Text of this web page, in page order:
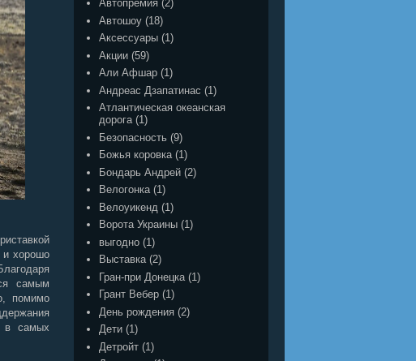
и хорошо
самым
помимо
в самых
Автопремия (2)
Автошоу (18)
Аксессуары (1)
Акции (59)
Али Афшар (1)
Андреас Дзапатинас (1)
Атлантическая океанская
дорога (1)
Безопасность (9)
Божья коровка (1)
Бондарь Андрей (2)
Велогонка (1)
Велоуикенд (1)
Ворота Украины (1)
выгодно (1)
Выставка (2)
Гран-при Донецка (1)
Грант Вебер (1)
День рождения (2)
Дети (1)
Детройт (1)